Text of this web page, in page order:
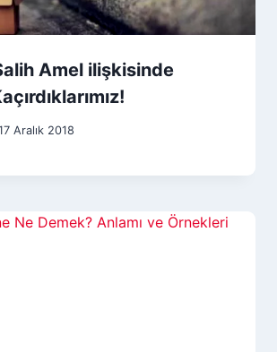
Amel ilişkisinde
Aralık 2018